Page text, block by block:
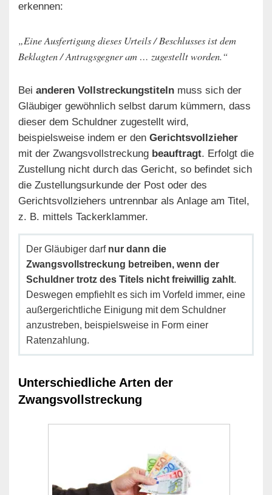
erkennen:
„Eine Ausfertigung dieses Urteils / Beschlusses ist dem
Beklagten / Antragsgegner am … zugestellt worden.“
Bei anderen Vollstreckungstiteln muss sich der
Gläubiger gewöhnlich selbst darum kümmern, dass
dieser dem Schuldner zugestellt wird,
beispielsweise indem er den Gerichtsvollzieher
mit der Zwangsvollstreckung beauftragt. Erfolgt die
Zustellung nicht durch das Gericht, so befindet sich
die Zustellungsurkunde der Post oder des
Gerichtsvollziehers untrennbar als Anlage am Titel,
z. B. mittels Tackerklammer.
Der Gläubiger darf nur dann die
Zwangsvollstreckung betreiben, wenn der
Schuldner trotz des Titels nicht freiwillig zahlt.
Deswegen empfiehlt es sich im Vorfeld immer, eine
außergerichtliche Einigung mit dem Schuldner
anzustreben, beispielsweise in Form einer
Ratenzahlung.
Unterschiedliche Arten der
Zwangsvollstreckung